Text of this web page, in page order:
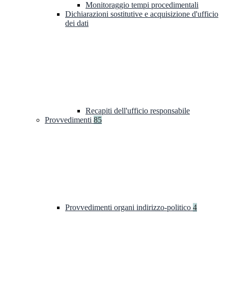
Monitoraggio tempi procedimentali
Dichiarazioni sostitutive e acquisizione d'ufficio
dei dati
Recapiti dell'ufficio responsabile
Provvedimenti 85
Provvedimenti organi indirizzo-politico 4